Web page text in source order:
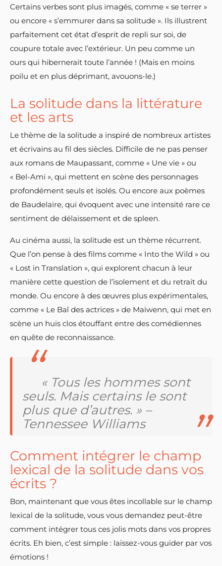
Certains verbes sont plus imagés, comme « se terrer »
ou encore « s’emmurer dans sa solitude ». Ils illustrent
parfaitement cet état d’esprit de repli sur soi, de
coupure totale avec l’extérieur. Un peu comme un
ours qui hibernerait toute l’année ! (Mais en moins
poilu et en plus déprimant, avouons-le.)
La solitude dans la littérature
et les arts
Le thème de la solitude a inspiré de nombreux artistes
et écrivains au fil des siècles. Difficile de ne pas penser
aux romans de Maupassant, comme « Une vie » ou
« Bel-Ami », qui mettent en scène des personnages
profondément seuls et isolés. Ou encore aux poèmes
de Baudelaire, qui évoquent avec une intensité rare ce
sentiment de délaissement et de spleen.
Au cinéma aussi, la solitude est un thème récurrent.
Que l’on pense à des films comme « Into the Wild » ou
« Lost in Translation », qui explorent chacun à leur
manière cette question de l’isolement et du retrait du
monde. Ou encore à des œuvres plus expérimentales,
comme « Le Bal des actrices » de Maïwenn, qui met en
scène un huis clos étouffant entre des comédiennes
en quête de reconnaissance.
« Tous les hommes sont
seuls. Mais certains le sont
plus que d’autres. » –
Tennessee Williams
Comment intégrer le champ
lexical de la solitude dans vos
écrits ?
Bon, maintenant que vous êtes incollable sur le champ
lexical de la solitude, vous vous demandez peut-être
comment intégrer tous ces jolis mots dans vos propres
écrits. Eh bien, c’est simple : laissez-vous guider par vos
émotions !